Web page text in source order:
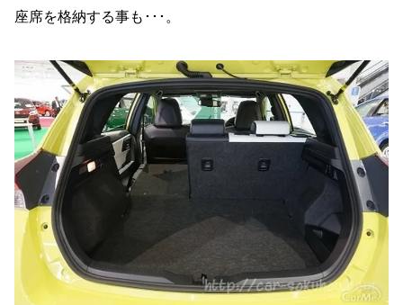
座席を格納する事も･･･。